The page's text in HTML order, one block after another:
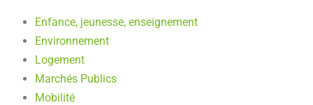
Enfance, jeunesse, enseignement
Environnement
Logement
Marchés Publics
Mobilité